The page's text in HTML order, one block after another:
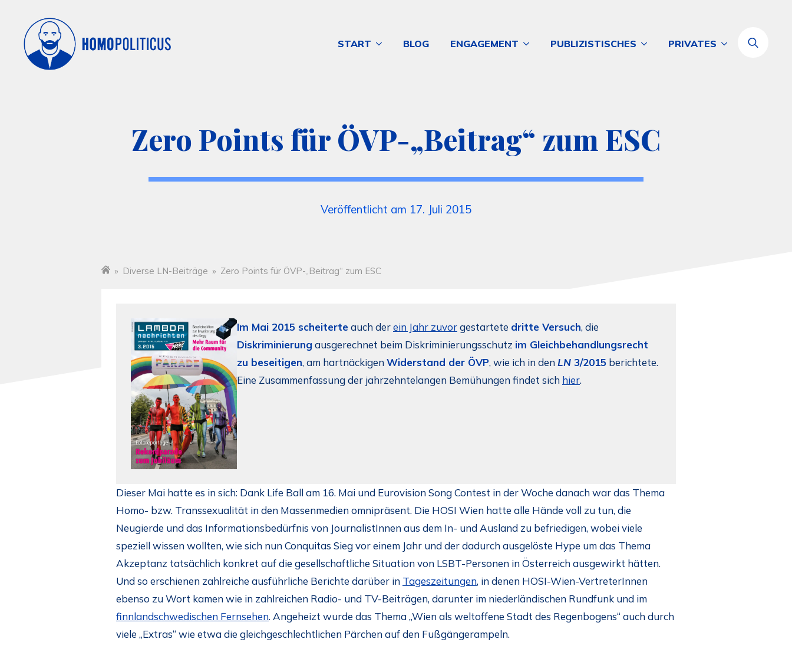
START BLOG ENGAGEMENT PUBLIZISTISCHES PRIVATES
Zero Points für ÖVP-„Beitrag“ zum ESC
Veröffentlicht am 17. Juli 2015
» Diverse LN-Beiträge » Zero Points für ÖVP-„Beitrag“ zum ESC
Im Mai 2015 scheiterteauch derein Jahr zuvorgestartete dritte Versuch, die
Diskriminierung ausgerechnet beim Diskriminierungsschutz im Gleichbehandlungsrecht
zu beseitigen, am hartnäckigen Widerstand der ÖVP, wie ich in den LN 3/2015 berichtete.
Eine Zusammenfassung der jahrzehntelangen Bemühungen findet sich hier.
Dieser Mai hatte es in sich: Dank Life Ball am 16. Mai und Eurovision Song Contest in der Woche danach war das Thema
Homo- bzw. Transsexualität in den Massenmedien omnipräsent. Die HOSI Wien hatte alle Hände voll zu tun, die
Neugierde und das Informationsbedürfnis von JournalistInnen aus dem In- und Ausland zu befriedigen, wobei viele
speziell wissen wollten, wie sich nun Conquitas Sieg vor einem Jahr und der dadurch ausgelöste Hype um das Thema
Akzeptanz tatsächlich konkret auf die gesellschaftliche Situation von LSBT-Personen in Österreich ausgewirkt hätten.
Und so erschienen zahlreiche ausführliche Berichte darüber in Tageszeitungen, in denen HOSI-Wien-VertreterInnen
ebenso zu Wort kamen wie in zahlreichen Radio- und TV-Beiträgen, darunter im niederländischen Rundfunk und im
finnlandschwedischen Fernsehen. Angeheizt wurde das Thema „Wien als weltoffene Stadt des Regenbogens“ auch durch
viele „Extras“ wie etwa die gleichgeschlechtlichen Pärchen auf den Fußgängerampeln.